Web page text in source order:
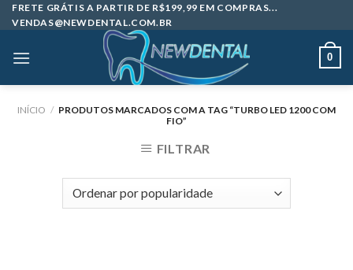
Skip
to
FRETE GRÁTIS A PARTIR DE R$199,99 EM COMPRAS...
VENDAS@NEWDENTAL.COM.BR
0
INÍCIO / PRODUTOS MARCADOS COM A TAG “TURBO LED 1200 COM
FIO”
FILTRAR